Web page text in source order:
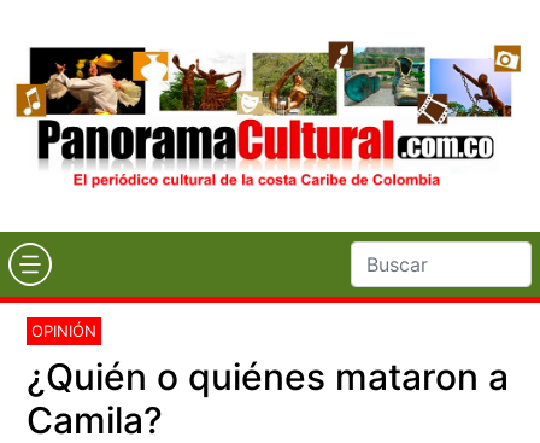
OPINIÓN
¿Quién o quiénes mataron a
Camila?